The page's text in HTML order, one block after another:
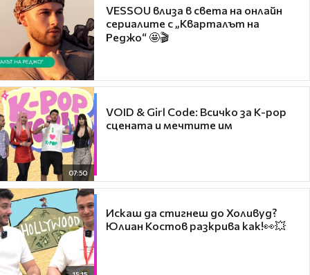
VESSOU влиза в света на онлайн
сериалите с „Кварталът на
Реджо“ 🤩🎬
07:50
VOID & Girl Code: Всичко за K-pop
сцената и мечтите им
Искаш да стигнеш до Холивуд?
Юлиан Костов разкрива как!👀💥